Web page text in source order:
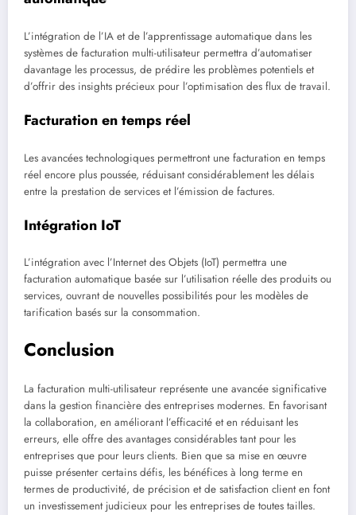
L’intégration de l’IA et de l’apprentissage automatique dans les
systèmes de facturation multi-utilisateur permettra d’automatiser
davantage les processus, de prédire les problèmes potentiels et
d’offrir des insights précieux pour l’optimisation des flux de travail.
Facturation en temps réel
Les avancées technologiques permettront une facturation en temps
réel encore plus poussée, réduisant considérablement les délais
entre la prestation de services et l’émission de factures.
Intégration IoT
L’intégration avec l’Internet des Objets (IoT) permettra une
facturation automatique basée sur l’utilisation réelle des produits ou
services, ouvrant de nouvelles possibilités pour les modèles de
tarification basés sur la consommation.
Conclusion
La facturation multi-utilisateur représente une avancée significative
dans la gestion financière des entreprises modernes. En favorisant
la collaboration, en améliorant l’efficacité et en réduisant les
erreurs, elle offre des avantages considérables tant pour les
entreprises que pour leurs clients. Bien que sa mise en œuvre
puisse présenter certains défis, les bénéfices à long terme en
termes de productivité, de précision et de satisfaction client en font
un investissement judicieux pour les entreprises de toutes tailles.